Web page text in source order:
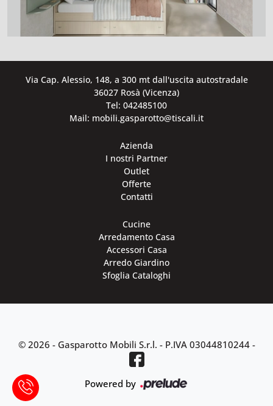
Via Cap. Alessio, 148, a 300 mt dall'uscita autostradale
36027 Rosà (Vicenza)
Tel: 042485100
Mail: mobili.gasparotto@tiscali.it
Azienda
I nostri Partner
Outlet
Offerte
Contatti
Cucine
Arredamento Casa
Accessori Casa
Arredo Giardino
Sfoglia Cataloghi
© 2026 - Gasparotto Mobili S.r.l. - P.IVA 03044810244-
Powered by